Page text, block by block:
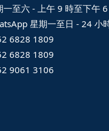
一至六 - 上午 9 時至下午
星期一至日 - 24 小
6828 1809
6828 1809
9061 3106